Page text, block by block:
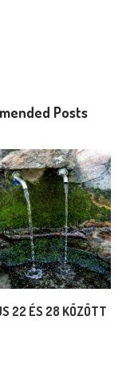
Posts
22 ÉS 28 KÖZÖTT